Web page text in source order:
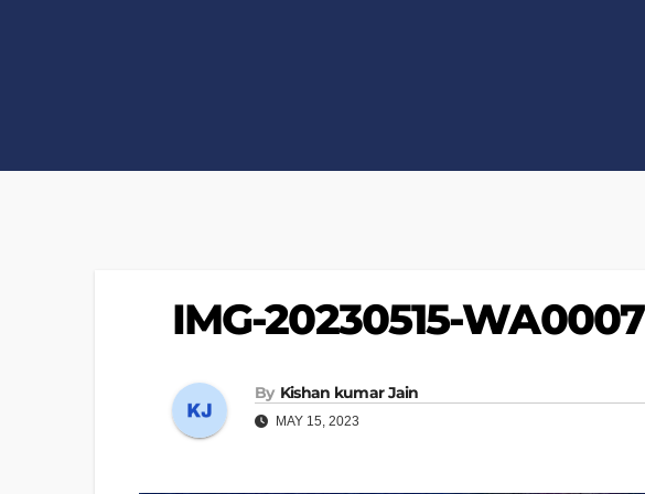
IMG-20230515-WA0007
By Kishan kumar Jain
MAY 15, 2023